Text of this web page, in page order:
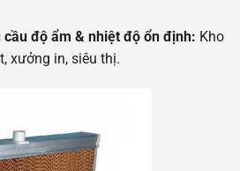
cầu độ ẩm & nhiệt độ ổn định: Kho
xưởng in, siêu thị.